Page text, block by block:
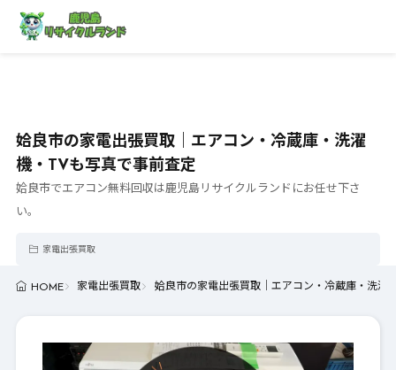
姶良市の家電出張買取｜エアコン・冷蔵庫・洗濯
機・TVも写真で事前査定
姶良市でエアコン無料回収は鹿児島リサイクルランドにお任せ下さ
い。
家電出張買取
HOME 家電出張買取 姶良市の家電出張買取｜エアコン・冷蔵庫・洗濯